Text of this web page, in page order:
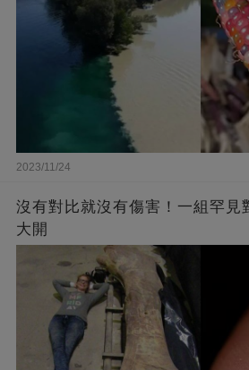
2023/11/24
沒有對比就沒有傷害！一組罕見
大開